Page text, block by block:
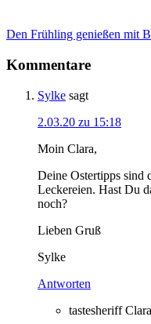
Den Frühling genießen mit
Kommentare
Sylke sagt
2.03.20 zu 15:18
Moin Clara,
Deine Ostertipps sind
Leckereien. Hast Du
noch?
Lieben Gruß
Sylke
Antworten
tastesheriff Clara